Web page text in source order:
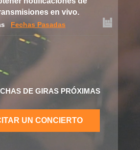
en vivo.
Fechas Pasadas
DE GIRAS PRÓXIMAS
UN CONCIERTO